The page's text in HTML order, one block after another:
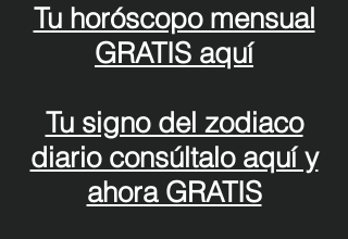
Tu horóscopo mensual
GRATIS aquí
Tu signo del zodiaco
diario consúltalo aquí y
ahora GRATIS